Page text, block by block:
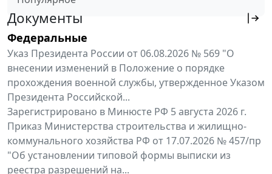
Документы
Федеральные
Указ Президента России от 06.08.2026 № 569 "О
внесении изменений в Положение о порядке
прохождения военной службы, утвержденное Указом
Президента Российской...
Зарегистрировано в Минюсте РФ 5 августа 2026 г.
Приказ Министерства строительства и жилищно-
коммунального хозяйства РФ от 17.07.2026 № 457/пр
"Об установлении типовой формы выписки из
реестра разрешений на...